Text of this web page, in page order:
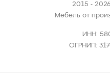
2015 -
Мебель от
ИНН:
ОГРНИП: